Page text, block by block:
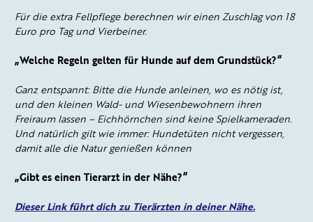
Für die extra Fellpflege berechnen wir einen Zuschlag von 18
Euro pro Tag und Vierbeiner.
„Welche Regeln gelten für Hunde auf dem Grundstück?“
Ganz entspannt: Bitte die Hunde anleinen, wo es nötig ist,
und den kleinen Wald- und Wiesenbewohnern ihren
Freiraum lassen – Eichhörnchen sind keine Spielkameraden.
Und natürlich gilt wie immer: Hundetüten nicht vergessen,
damit alle die Natur genießen können
„Gibt es einen Tierarzt in der Nähe?“
Dieser Link führt dich zu Tierärzten in deiner Nähe.